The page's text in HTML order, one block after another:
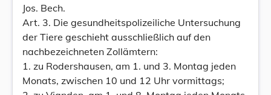
Jos. Bech.
Art. 3. Die gesundheitspolizeiliche Untersuchung
der Tiere geschieht ausschließlich auf den
nachbezeichneten Zollämtern:
1. zu Rodershausen, am 1. und 3. Montag jeden
Monats, zwischen 10 und 12 Uhr vormittags;